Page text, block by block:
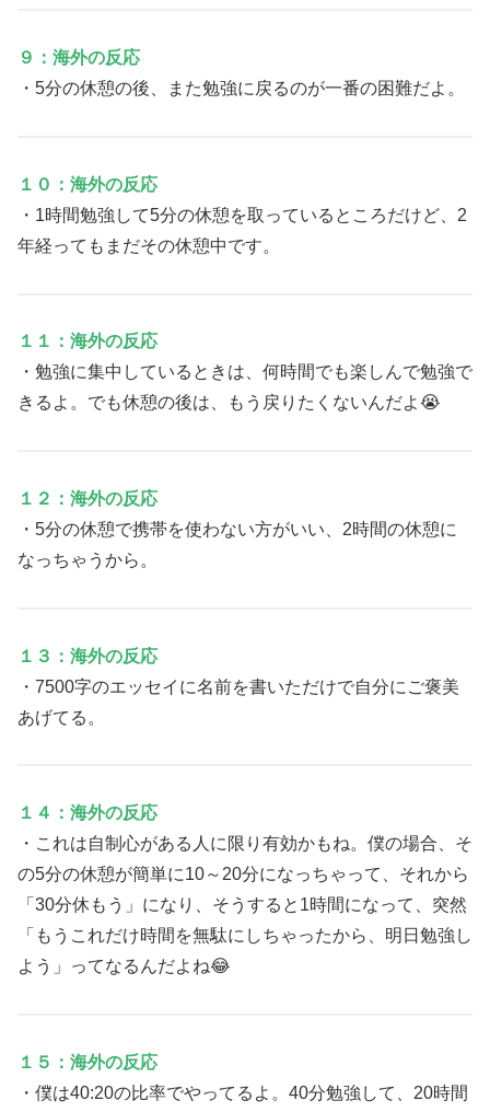
９：海外の反応
・5分の休憩の後、また勉強に戻るのが一番の困難だよ。
１０：海外の反応
・1時間勉強して5分の休憩を取っているところだけど、2
年経ってもまだその休憩中です。
１１：海外の反応
・勉強に集中しているときは、何時間でも楽しんで勉強で
きるよ。でも休憩の後は、もう戻りたくないんだよ😭
１２：海外の反応
・5分の休憩で携帯を使わない方がいい、2時間の休憩に
なっちゃうから。
１３：海外の反応
・7500字のエッセイに名前を書いただけで自分にご褒美
あげてる。
１４：海外の反応
・これは自制心がある人に限り有効かもね。僕の場合、そ
の5分の休憩が簡単に10～20分になっちゃって、それから
「30分休もう」になり、そうすると1時間になって、突然
「もうこれだけ時間を無駄にしちゃったから、明日勉強し
よう」ってなるんだよね😂
１５：海外の反応
・僕は40:20の比率でやってるよ。40分勉強して、20時間